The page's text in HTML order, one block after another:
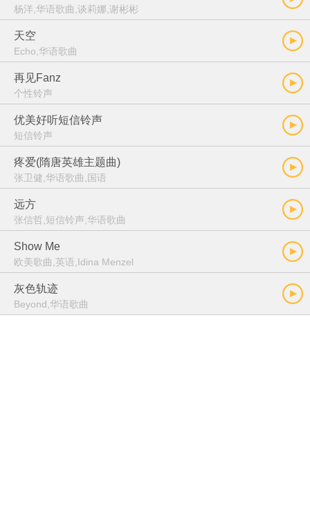
杨洋,华语歌曲,谈莉娜,谢彬彬
天空
Echo,华语歌曲
再见Fanz
个性铃声
优美好听短信铃声
短信铃声
疼爱(隋唐英雄主题曲)
张卫健,华语歌曲,国语
远方
张信哲,短信铃声,华语歌曲
Show Me
欧美歌曲,英语,Idina Menzel
灰色轨迹
Beyond,华语歌曲